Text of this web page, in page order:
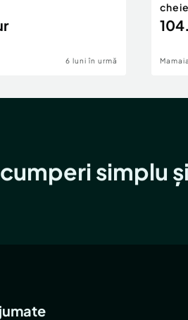
6 luni în urmă Mamaia
simplu